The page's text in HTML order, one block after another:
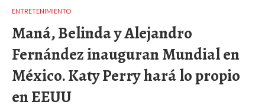
ENTRETENIMIENTO
Maná, Belinda y Alejandro
Fernández inauguran Mundial en
México. Katy Perry hará lo propio
en EEUU